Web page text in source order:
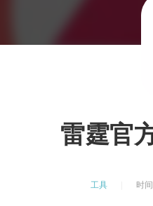
雷霆官
工具 时